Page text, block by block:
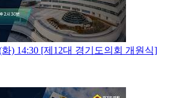
화) 14:30 [제12대 경기도의회 개원식]